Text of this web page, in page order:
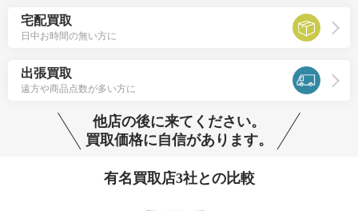
宅配買取
日中お時間の無い方に
出張買取
遠方や商品点数が多い方に
他店の後に来てください。
買取価格に自信があります。
有名買取店3社との比較